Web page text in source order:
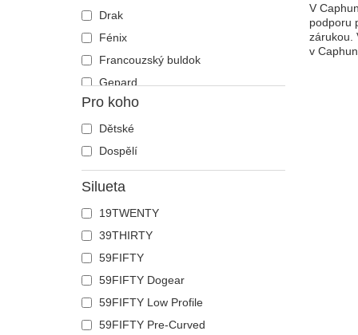
Drak
Fénix
Francouzský buldok
Gepard
Had
Havran
Holub
Hroch
Humr
Jednorožec
Jelen
Ještěrka
Kachna
Kočka
Kohout
Pro koho
Dětské
Dospělí
Silueta
19TWENTY
39THIRTY
59FIFTY
59FIFTY Dogear
59FIFTY Low Profile
59FIFTY Pre-Curved
V
podporu
zárukou.
v